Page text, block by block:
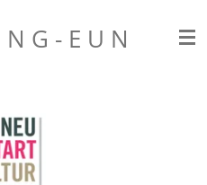
N G - E U N